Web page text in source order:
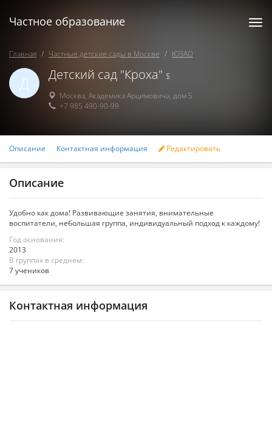
Частное образование
Главная Частные детские сады в Москве ЮЗАО
Д Детский сад "Кроха" $
Москва, Академика Арцимовича, дом 5
+7 985 490-90-99
Описание Контактная информация Редактировать
Описание
Удобно как дома! Развивающие занятия, внимательные
воспитатели, небольшая группа, индивидуальный подход к каждому!
Год основания:
2013
В группах в среднем:
7 учеников
Контактная информация